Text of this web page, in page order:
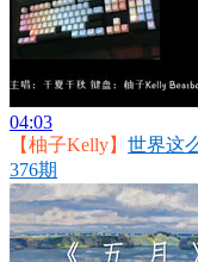
04:03
【柚子Kelly】 世界这
376期